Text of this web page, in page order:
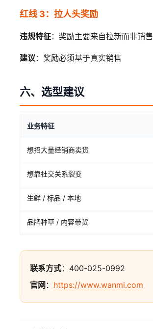
红线 3：拉人头奖励
违规特征：奖励主要来自拉新而非销售
建议：奖励必须基于真实销售
六、选型建议
业务特征
想招大量经销商卖货
想靠社交关系裂变
生鲜 / 标品 / 本地
品牌种草 / 内容带货
联系方式：400-025-0992
官网 ： https://www.wanmi.com